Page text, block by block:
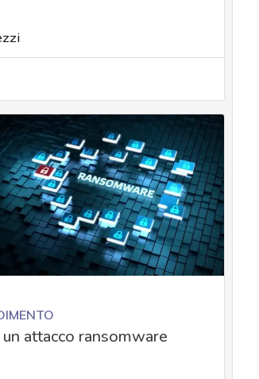
attacco ransomware